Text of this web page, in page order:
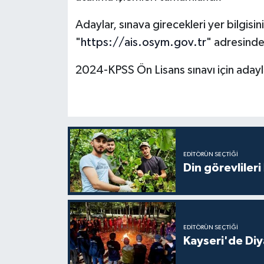
Adaylar, sınava girecekleri yer
" https://ais.osym.gov.tr"
2024-KPSS Ön Lisans sınavı için
EDITÖRÜN SEÇTIĞI
Din görevlileri
EDITÖRÜN SEÇTIĞI
Kayseri'de
Bitlis Müftülüğü
Çanakkale Müftülüğü
Çankırı Müftülüğü
Çorum Müftülüğü
Denizli Müftülüğü
Podcast
Bilim, Teknoloji
Biyografiler
Diyanet TV